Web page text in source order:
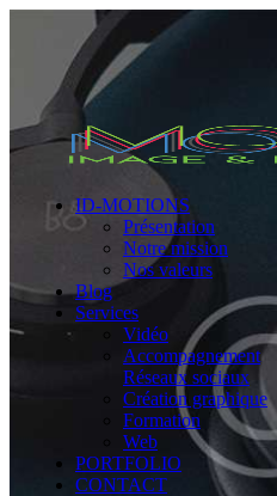
ID-MOTIONS
Présentation
Notre mission
Nos valeurs
Blog
Services
Vidéo
Accompagnement
Réseaux sociaux
Création graphique
Formation
Web
PORTFOLIO
CONTACT